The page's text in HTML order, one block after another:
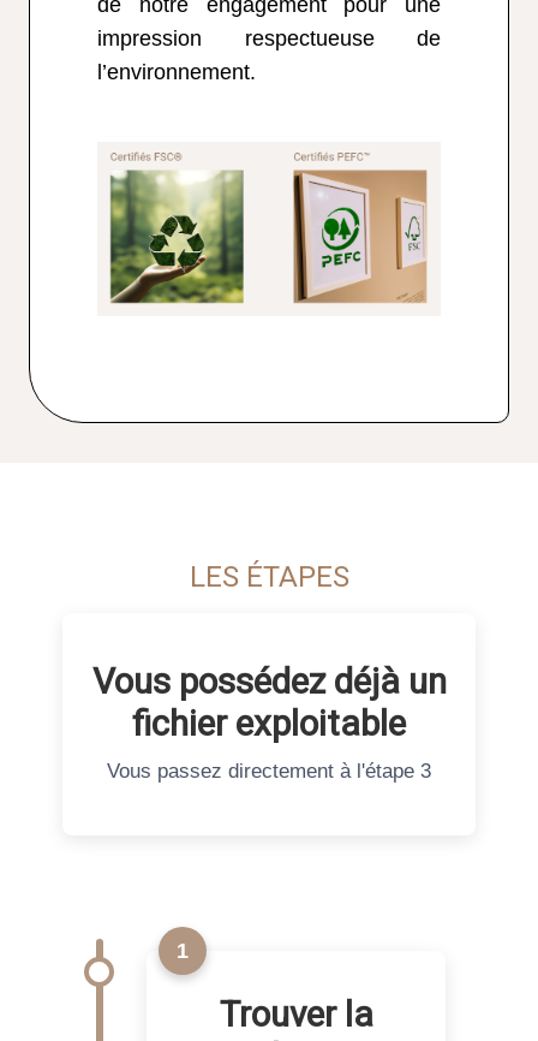
de notre engagement pour une
impression respectueuse de
l’environnement.
LES ÉTAPES
Vous possédez déjà un
fichier exploitable
Vous passez directement à l'étape 3
1
Trouver la